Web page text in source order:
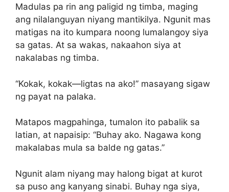
Madulas pa rin ang paligid ng timba, maging
ang nilalanguyan niyang mantikilya. Ngunit mas
matigas na ito kumpara noong lumalangoy siya
sa gatas. At sa wakas, nakaahon siya at
nakalabas ng timba.
“Kokak, kokak—ligtas na ako!” masayang sigaw
ng payat na palaka.
Matapos magpahinga, tumalon ito pabalik sa
latian, at napaisip: “Buhay ako. Nagawa kong
makalabas mula sa balde ng gatas.”
Ngunit alam niyang may halong bigat at kurot
sa puso ang kanyang sinabi. Buhay nga siya,